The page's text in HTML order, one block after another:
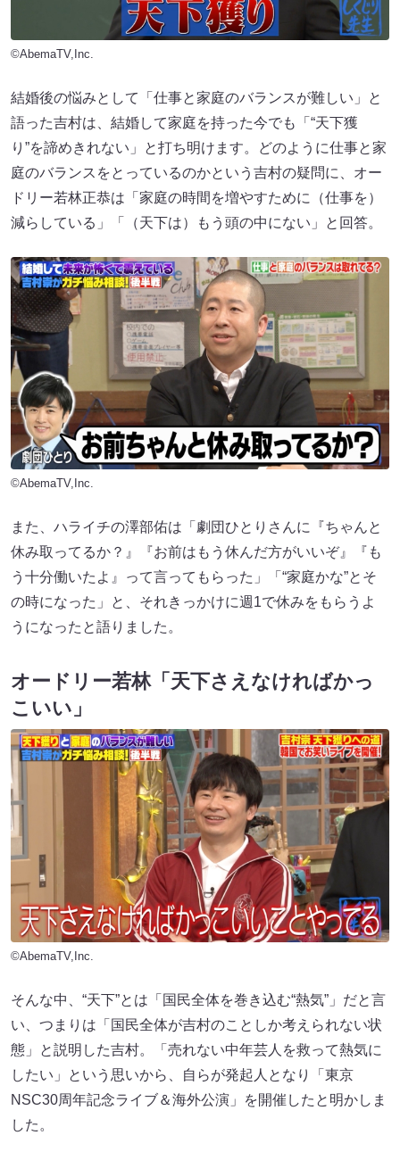
©AbemaTV,Inc.
結婚後の悩みとして「仕事と家庭のバランスが難しい」と
語った吉村は、結婚して家庭を持った今でも「“天下獲
り”を諦めきれない」と打ち明けます。どのように仕事と家
庭のバランスをとっているのかという吉村の疑問に、オー
ドリー若林正恭は「家庭の時間を増やすために（仕事を）
減らしている」「（天下は）もう頭の中にない」と回答。
©AbemaTV,Inc.
また、ハライチの澤部佑は「劇団ひとりさんに『ちゃんと
休み取ってるか？』『お前はもう休んだ方がいいぞ』『も
う十分働いたよ』って言ってもらった」「“家庭かな”とそ
の時になった」と、それきっかけに週1で休みをもらうよ
うになったと語りました。
オードリー若林「天下さえなければかっ
こいい」
©AbemaTV,Inc.
そんな中、“天下”とは「国民全体を巻き込む“熱気”」だと言
い、つまりは「国民全体が吉村のことしか考えられない状
態」と説明した吉村。「売れない中年芸人を救って熱気に
したい」という思いから、自らが発起人となり「東京
NSC30周年記念ライブ＆海外公演」を開催したと明かしま
した。